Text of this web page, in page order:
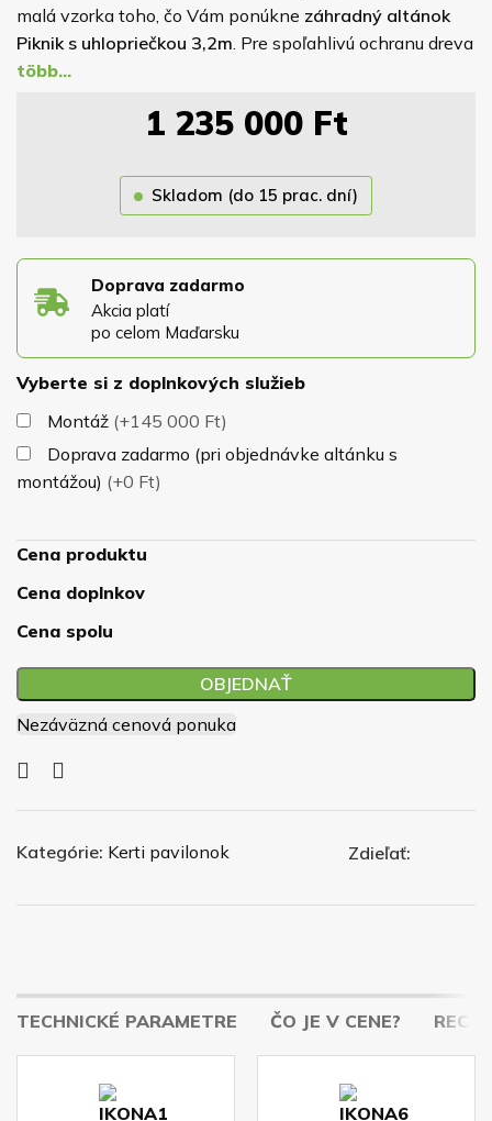
malá vzorka toho, čo Vám ponúkne záhradný altánok
Piknik s uhlopriečkou 3,2m . Pre spoľahlivú ochranu dreva
je altánok impregnovaný náterom, ktorého farbu si volíte
Strecha je osadená na masívnej konštrukcii z 9x9cm
hranolov, ktoré zaručujú dokonalú stabilitu altánku pri
nepotrebuje žiadne kotviace prvky.Súčasťou ceny
altánku je aj podlaha, krytina, náter, stoličky a stôl.
1 235 000 Ft
Skladom (do 15 prac. dní)
Doprava zadarmo
Akcia platí
po celom Maďarsku
Vyberte si z doplnkových služieb
Montáž (+145 000 Ft)
Doprava zadarmo (pri objednávke altánku s
montážou) (+0 Ft)
Cena produktu
Cena doplnkov
Cena spolu
OBJEDNAŤ
Nezáväzná cenová ponuka
Kategórie: Kerti pavilonok Zdieľať:
TECHNICKÉ PARAMETRE ČO JE V CENE?